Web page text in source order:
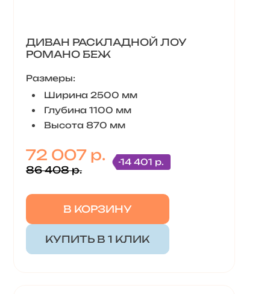
ДИВАН РАСКЛАДНОЙ ЛОУ
РОМАНО БЕЖ
Размеры:
Ширина 2500 мм
Глубина 1100 мм
Высота 870 мм
72 007 р.
86 408 р.
-14 401 р.
В КОРЗИНУ
КУПИТЬ В 1 КЛИК